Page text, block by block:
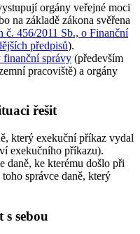
orgány veřejné moci
na základě zákona svěřena
č. 456/2011 Sb., o Finanční
předpisů).
finanční správy (především
pracoviště) a orgány
řešit
který exekuční příkaz vydal
exekučního příkazu).
daně, ke kterému došlo při
správce daně, který
sebou